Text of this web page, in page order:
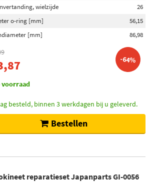
wielzijde
26
o-ring [mm]
56,15
[mm]
86,98
-64%
voorraad
besteld, binnen 3 werkdagen bij u geleverd.
Bestellen
reparatieset Japanparts GI-0056